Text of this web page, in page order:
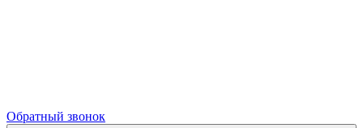
Обратный звонок